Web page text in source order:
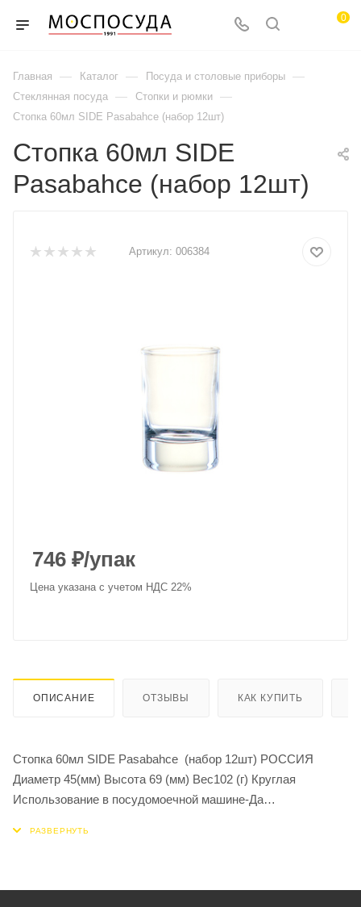
0
Главная — Каталог — Посуда и столовые приборы —
Стеклянная посуда — Стопки и рюмки —
Стопка 60мл SIDE Pasabahce (набор 12шт)
Стопка 60мл SIDE
Pasabahce (набор 12шт)
Артикул: 006384
746 ₽/упак
Цена указана с учетом НДС 22%
ОПИСАНИЕ ОТЗЫВЫ КАК КУПИТЬ
Стопка 60мл SIDE Pasabahce (набор 12шт) РОССИЯ
Диаметр 45(мм) Высота 69 (мм) Вес102 (г) Круглая
Использование в посудомоечной машине-Да